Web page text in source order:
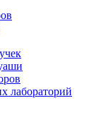
лабораторий